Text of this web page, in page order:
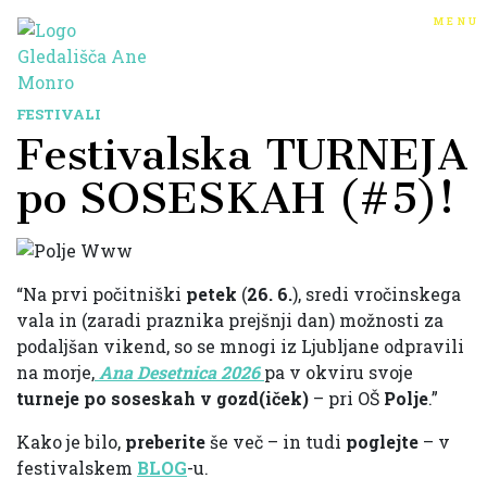
menu
FESTIVALI
Festivalska TURNEJA
po SOSESKAH (#5)!
“Na prvi počitniški petek (26. 6.), sredi vročinskega
vala in (zaradi praznika prejšnji dan) možnosti za
podaljšan vikend, so se mnogi iz Ljubljane odpravili
na morje,Ana Desetnica 2026pa v okviru svoje
turneje po soseskah v gozd(iček) – pri OŠ Polje.”
Kako je bilo, preberiteše več – in tudi poglejte – v
festivalskem BLOG-u.